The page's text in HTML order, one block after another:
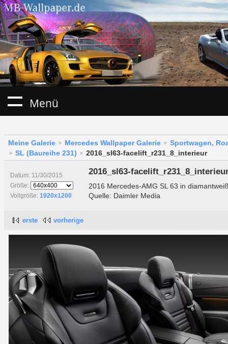
Menü
Meine Galerie Mercedes Wallpaper Galerie
Sportwagen,
SL (Baureihe 231)
2016_sl63-facelift_r231_8_interieur
Datum: 11/30/2015
Größe:
Vollgröße: 1920x1200
2016_sl63-
2016 Mercedes-AMG SL 63 in
Quelle: Daimler Media
erste vorherige